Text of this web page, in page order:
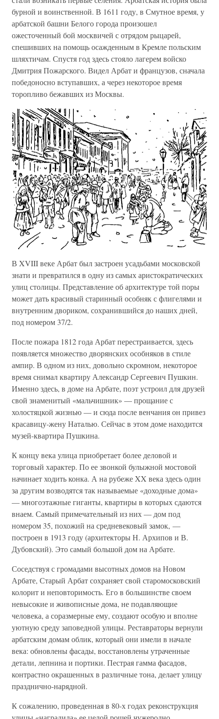
бурной и воинственной. В 1611 году, в Смутное время, у
арбатской башни Белого города произошел
ожесточенный бой москвичей с отрядом рыцарей,
спешивших на помощь осажденным в Кремле польским
шляхтичам. Спустя год здесь стояло лагерем войско
Дмитрия Пожарского. Видел Арбат и французов, сначала
победоносно вступавших, а через некоторое время
торопливо бежавших из Москвы.
В XVIII веке Арбат был застроен усадьбами московской
знати и превратился в одну из самых аристократических
улиц столицы. Представление об архитектуре той поры
может дать красивый старинный особняк с флигелями и
внутренним двориком, сохранившийся до наших дней,
под номером 37/2.
После пожара 1812 года Арбат перестраивается, здесь
появляется множество дворянских особняков в стиле
ампир. В одном из них, довольно скромном, некоторое
время снимал квартиру Александр Сергеевич Пушкин.
Именно здесь, в доме на Арбате, поэт устроил для друзей
свой знаменитый «мальчишник» — прощание с
холостяцкой жизнью — и сюда после венчания он привез
красавицу-жену Наталью. Сейчас в этом доме находится
музей-квартира Пушкина.
К концу века улица приобретает более деловой и
торговый характер. По ее звонкой булыжной мостовой
начинает ходить конка. А на рубеже XX века здесь один
за другим возводятся так называемые «доходные дома»
— многоэтажные гиганты, квартиры в которых сдаются
внаем. Самый примечательный из них — дом под
номером 35, похожий на средневековый замок, —
построен в 1913 году (архитекторы Н. Архипов и В.
Дубовский). Это самый большой дом на Арбате.
Соседствуя с громадами высотных домов на Новом
Арбате, Старый Арбат сохраняет свой старомосковский
колорит и неповторимость. Его в большинстве своем
невысокие и живописные дома, не подавляющие
человека, а соразмерные ему, создают особую и вполне
уютную среду заповедной улицы. Реставраторы вернули
арбатским домам облик, который они имели в начале
века: обновлены фасады, восстановлены утраченные
детали, лепнина и портики. Пестрая гамма фасадов,
контрастно окрашенных в различные тона, делает улицу
празднично-нарядной.
К сожалению, проведенная в 80-х годах реконструкция